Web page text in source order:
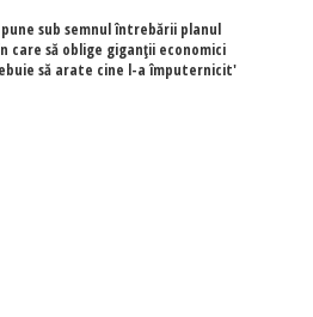
sub semnul întrebării planul
care să oblige giganții economici
să arate cine l-a împuternicit'